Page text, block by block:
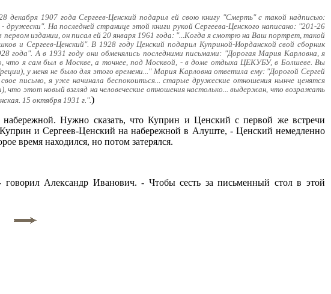
1907 года Сергеев-Ценский подарил ей свою книгу "Смерть" с такой надписью:
На последней странице этой книги рукой Сергеева-Ценского написано: "201-26
издании, он писал ей 20 января 1961 года: "...Когда я смотрю на Ваш портрет, такой
и Сергеев-Ценский". В 1928 году Ценский подарил Куприной-Иорданской свой сборник
года". А в 1931 году они обменялись последними письмами: "Дорогая Мария Карловна, я
что я сам был в Москве, а точнее, под Москвой, - в доме отдыха ЦЕКУБУ, в Болшеве. Вы
у меня не было для этого времени..." Мария Карловна ответила ему: "Дорогой Сергей
письмо, я уже начинала беспокоиться... старые дружеские отношения нынче ценятся
этот новый взгляд на человеческие отношения настолько... выдержан, что возражать
15 октября 1931 г.".)
Нужно сказать, что Куприн и Ценский с первой же встречи
и Сергеев-Ценский на набережной в Алуште, - Ценский немедленно
время находился, но потом затерялся.
Александр Иванович. - Чтобы сесть за письменный стол в этой